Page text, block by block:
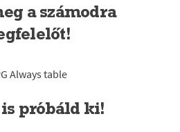
a számodra
próbáld ki!